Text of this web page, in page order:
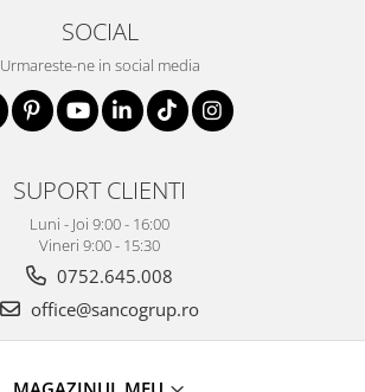
SOCIAL
Urmareste-ne in social media
SUPORT CLIENTI
Luni - Joi 9:00 - 16:00
Vineri 9:00 - 15:30
0752.645.008
office@sancogrup.ro